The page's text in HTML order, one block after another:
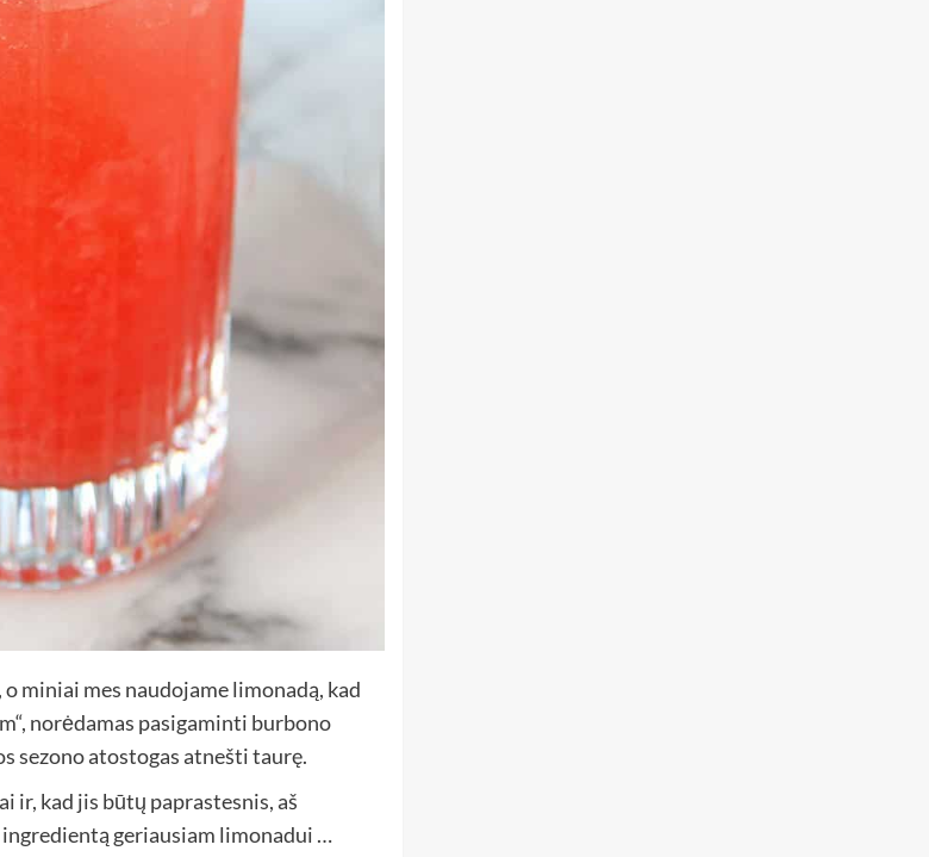
miniai mes naudojame limonadą, kad
norėdamas pasigaminti burbono
sezono atostogas atnešti taurę.
ir, kad jis būtų paprastesnis, aš
geriausiam limonadui …